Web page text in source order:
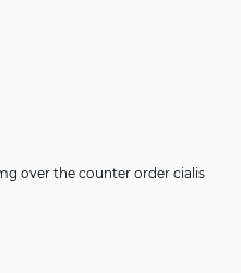
over the counter order cialis